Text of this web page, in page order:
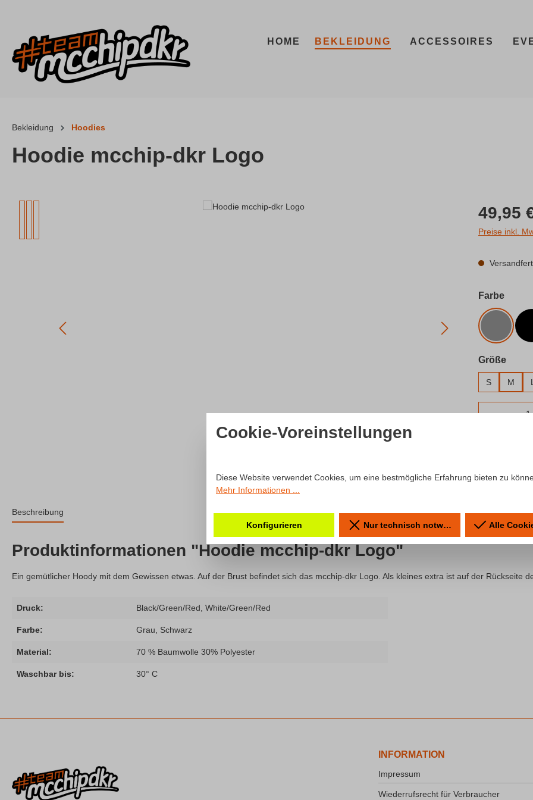
HOME BEKLEIDUNG ACCESSOIRES
Bekleidung Hoodies
Hoodie mcchip-dkr Logo
Regulärer
49,95
Preise inkl.
Farbe
Grau
Größe
S M L
Produkt
Beschreibung
Produktinformationen "Hoodie mcchip-dkr Logo"
Ein gemütlicher Hoody mit dem Gewissen etwas. Auf der Brust befindet sich das mcchip-dkr Logo. Als kleines extra ist auf der Rückseite
Druck: Black/Green/Red, White/Green/Red
Farbe: Grau, Schwarz
Material: 70 % Baumwolle 30% Polyester
Waschbar bis: 30° C
INFORMATION
Impressum
Wiederrufsrecht für Verbraucher
Cookie-Voreinstellungen
Diese Website verwendet Cookies, um eine bestmögliche Erfahrung bieten zu
Mehr Informationen ...
Konfigurieren Nur technisch notwendige Alle